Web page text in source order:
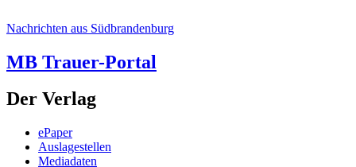
Nachrichten aus Südbrandenburg
MB Trauer-Portal
Der Verlag
ePaper
Auslagestellen
Mediadaten